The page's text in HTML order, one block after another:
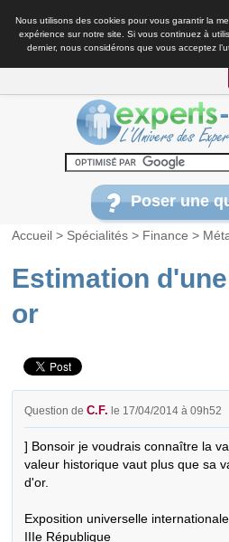
Nous utilisons des cookies pour vous garantir la
expérience sur notre site. Si vous continuez à
dernier, nous considérons que vous acceptez
Poser une
Accueil > Spécialités > Finance >
Estimation
or
Question deC.F. le 17/04/2014 à 09h52
] Bonsoir je voudrais connaître la
valeur historique vaut plus que sa
d'or.
Exposition universelle
IIIe République